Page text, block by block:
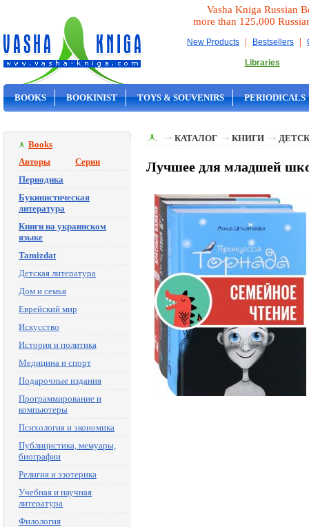
Vasha Kniga Russian
more than 125,000
New Products | Bestsellers |
Libraries
BOOKS BOOKINIST TOYS & SOUVENIRS PERIODICALS
Books
Авторы
Серии
Периодика
Букинистическая
литература
Книги на украинском
языке
Tamizdat
Детская литература
Дом и семья
Еврейский мир
Искусство
История и политика
Медицина и спорт
Подарочные издания
Программирование и
компьютеры
Психология и экономика
Публицистика, мемуары,
биографии
Религия и эзотерика
Учебная и научная
литература
Филология
КАТАЛОГ КНИГИ
Лучшее для младшей